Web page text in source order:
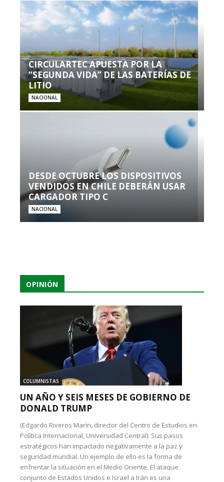
CIRCULARTEC APUESTA POR LA
“SEGUNDA VIDA” DE LAS BATERÍAS DE
LITIO
NACIONAL
DESDE OCTUBRE LOS DISPOSITIVOS
VENDIDOS EN CHILE DEBERÁN USAR
CARGADOR TIPO C
NACIONAL
OPINIÓN
COLUMNISTAS
UN AÑO Y SEIS MESES DE GOBIERNO DE
DONALD TRUMP
(Edgardo Riveros Marín, director del Centro de Estudios en
Política Internacional, Universidad Central): Sus pasos
estratégicos han impactado negativamente a la paz y
seguridad mundial. Un ejemplo de ello es la forma de
enfrentar la situación en el Medio Oriente. El ataque
conjunto de Estados Unidos e Israel a Irán es una